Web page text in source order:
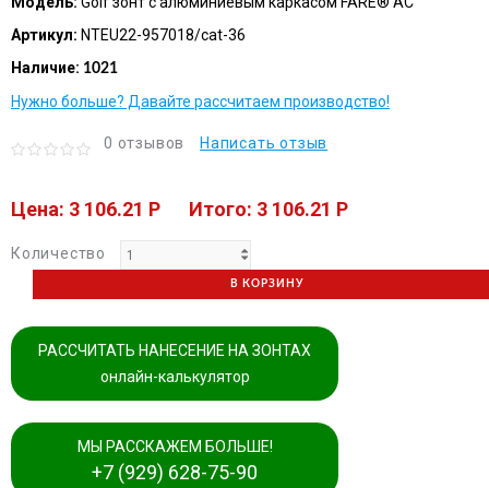
Артикул: NTEU22-957018/cat-36
Наличие: 1021
Нужно больше? Давайте рассчитаем производство!
0 отзывов Написать отзыв
Цена: 3 106.21 P Итого: 3 106.21 P
Количество
В КОРЗИНУ
РАССЧИТАТЬ НАНЕСЕНИЕ НА ЗОНТАХ
онлайн-калькулятор
МЫ РАССКАЖЕМ БОЛЬШЕ!
+7 (929) 628-75-90